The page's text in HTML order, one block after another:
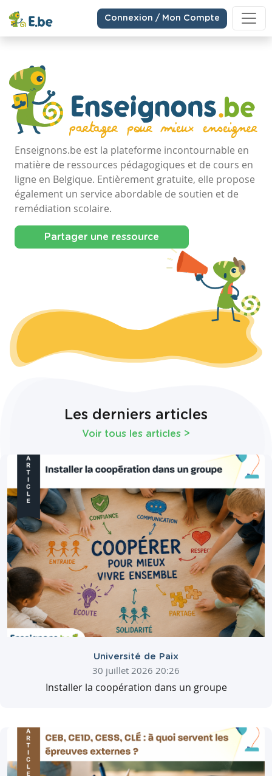
Connexion / Mon Compte
Enseignons.be est la plateforme incontournable en
matière de ressources pédagogiques et de cours en
ligne en Belgique. Entièrement gratuite, elle propose
également un service abordable de soutien et de
remédiation scolaire.
Partager une ressource
Les derniers articles
Voir tous les articles >
Université de Paix
30 juillet 2026 20:26
Installer la coopération dans un groupe